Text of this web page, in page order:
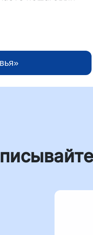
где
симптомы,
анализов.